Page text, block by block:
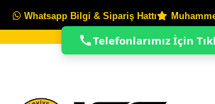
Whatsapp Bilgi & Sipariş Hattı
Telefonlarımız İçin